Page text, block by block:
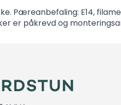
Pæreanbefaling: E14,
er påkrevd og